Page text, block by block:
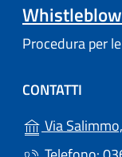
Procedura per
CONTATTI
Via